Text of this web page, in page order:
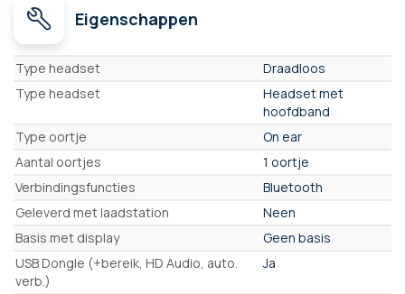
Eigenschappen
Eigenschappen
Type headset
Draadloos
Type headset
Headset met
hoofdband
Type oortje
On ear
Aantal oortjes
1 oortje
Verbindingsfuncties
Bluetooth
Geleverd met laadstation
Neen
Basis met display
Geen basis
USB Dongle (+bereik, HD Audio, auto.
verb.)
Ja